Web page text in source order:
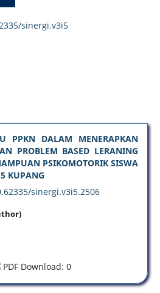
sinergi.v3i5
PPKN DALAM MENERAPKAN
PROBLEM BASED LERANING
PSIKOMOTORIK SISWA
KUPANG
sinergi.v3i5.2506
PDF Download: 0